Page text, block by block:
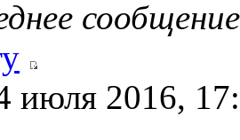
сообщение
июля 2016,